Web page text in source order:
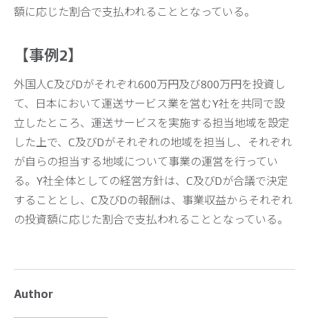
額に応じた割合で支払われることとなっている。
【事例2】
外国人C及びDがそれぞれ600万円及び800万円を投資し
て、日本において運送サービス業を営むY社を共同で設
立したところ、運送サービスを実施する担当地域を設定
した上で、C及びDがそれぞれの地域を担当し、それぞれ
が自らの担当する地域について事業の運営を行ってい
る。Y社全体としての経営方針は、C及びDが合議で決定
することとし、C及びDの報酬は、事業収益からそれぞれ
の投資額に応じた割合で支払われることとなっている。
Author